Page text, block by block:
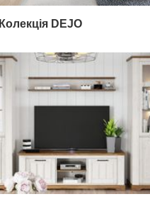
Колекція DEJO